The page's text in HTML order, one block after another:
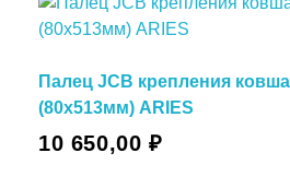
Палец JCB крепления
(80х513мм) ARIES
10 650,00 ₽